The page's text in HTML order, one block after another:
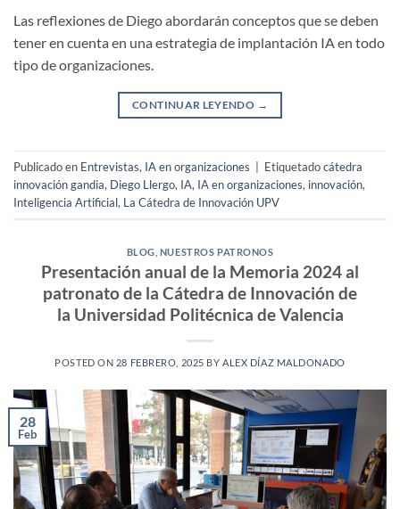
Las reflexiones de Diego abordarán conceptos que se deben
tener en cuenta en una estrategia de implantación IA en todo
tipo de organizaciones.
CONTINUAR LEYENDO →
Publicado en Entrevistas, IA en organizaciones Etiquetadocátedra
innovación gandia, Diego Llergo, IA, IA en organizaciones, innovación,
Inteligencia Artificial, La Cátedra de Innovación UPV
BLOG NUESTROS PATRONOS
Presentación anual de la Memoria 2024 al
patronato de la Cátedra de Innovación de
la Universidad Politécnica de Valencia
POSTED ON 28 FEBRERO, 2025 BYALEX DÍAZ MALDONADO
28
Feb